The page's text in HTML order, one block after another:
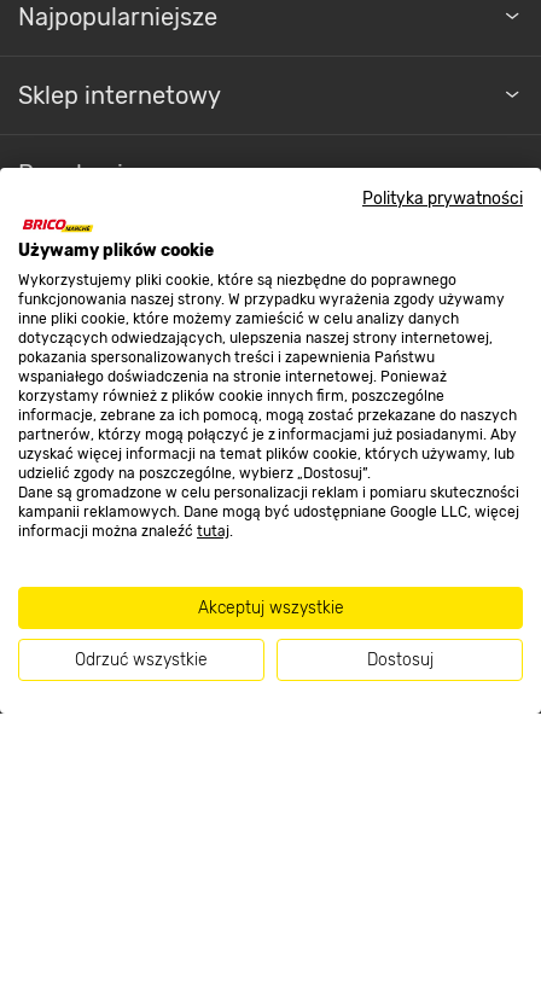
Polityka prywatności
Używamy plików cookie
Wykorzystujemy pliki cookie, które są niezbędne do poprawnego
funkcjonowania naszej strony. W przypadku wyrażenia zgody używamy
inne pliki cookie, które możemy zamieścić w celu analizy danych
dotyczących odwiedzających, ulepszenia naszej strony internetowej,
pokazania spersonalizowanych treści i zapewnienia Państwu
wspaniałego doświadczenia na stronie internetowej. Ponieważ
korzystamy również z plików cookie innych firm, poszczególne
informacje, zebrane za ich pomocą, mogą zostać przekazane do naszych
partnerów, którzy mogą połączyć je z informacjami już posiadanymi. Aby
uzyskać więcej informacji na temat plików cookie, których używamy, lub
udzielić zgody na poszczególne, wybierz „Dostosuj”.
Dane są gromadzone w celu personalizacji reklam i pomiaru skuteczności
kampanii reklamowych. Dane mogą być udostępniane Google LLC, więcej
informacji można znaleźć tutaj.
Akceptuj wszystkie
Odrzuć wszystkie Dostosuj
Najpopularniejsze
Sklep internetowy
Regulaminy
Promocje
Nasze sklepy
O nas
Kontakt do sklepu
Dołącz do nas